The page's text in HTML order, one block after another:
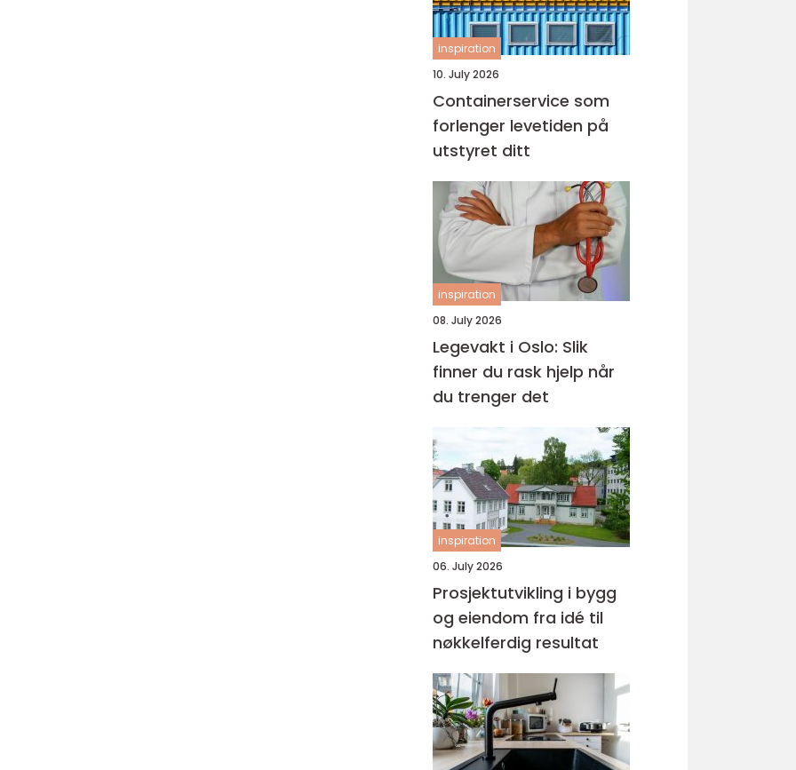
inspiration
10. July 2026
Containerservice som
forlenger levetiden på
utstyret ditt
inspiration
08. July 2026
Legevakt i Oslo: Slik
finner du rask hjelp når
du trenger det
inspiration
06. July 2026
Prosjektutvikling i bygg
og eiendom fra idé til
nøkkelferdig resultat